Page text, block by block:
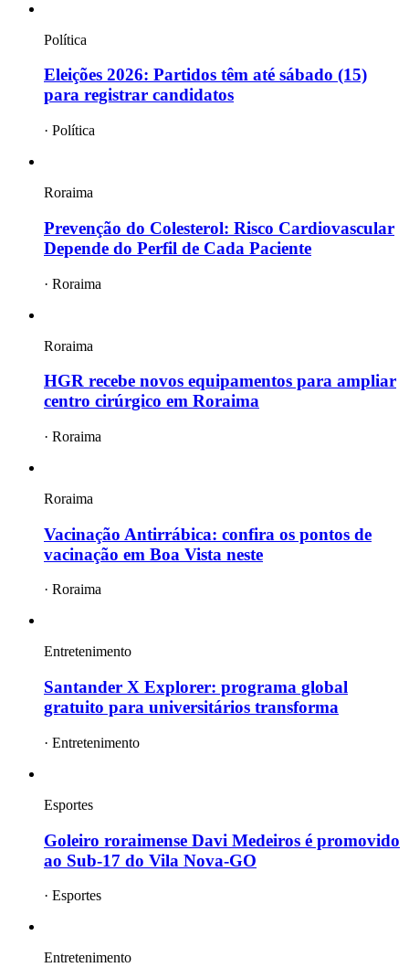
Política
Eleições 2026: Partidos têm até sábado (15)
para registrar candidatos
· Política
Roraima
Prevenção do Colesterol: Risco Cardiovascular
Depende do Perfil de Cada Paciente
· Roraima
Roraima
HGR recebe novos equipamentos para ampliar
centro cirúrgico em Roraima
· Roraima
Roraima
Vacinação Antirrábica: confira os pontos de
vacinação em Boa Vista neste
· Roraima
Entretenimento
Santander X Explorer: programa global
gratuito para universitários transforma
· Entretenimento
Esportes
Goleiro roraimense Davi Medeiros é promovido
ao Sub-17 do Vila Nova-GO
· Esportes
Entretenimento